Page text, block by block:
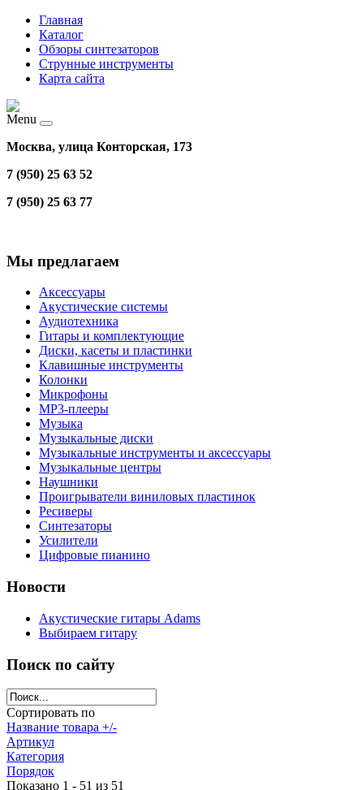
Главная
Каталог
Обзоры синтезаторов
Струнные инструменты
Карта сайта
Menu
Москва, улица Конторская, 173
7 (950) 25 63 52
7 (950) 25 63 77
Мы предлагаем
Аксессуары
Акустические системы
Аудиотехника
Гитары и комплектующие
Диски, касеты и пластинки
Клавишные инструменты
Колонки
Микрофоны
МР3-плееры
Музыка
Музыкальные диски
Музыкальные инструменты и аксессуары
Музыкальные центры
Наушники
Проигрыватели виниловых пластинок
Ресиверы
Синтезаторы
Усилители
Цифровые пианино
Новости
Акустические гитары Adams
Выбираем гитару
Поиск по сайту
Сортировать по
Название товара +/-
Артикул
Категория
Порядок
Показано 1 - 51 из 51